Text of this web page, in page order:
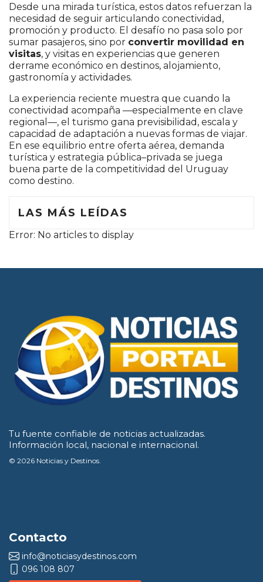
Desde una mirada turística, estos datos refuerzan la
necesidad de seguir articulando conectividad,
promoción y producto. El desafío no pasa solo por
sumar pasajeros, sino por convertir movilidad en
visitas, y visitas en experiencias que generen
derrame económico en destinos, alojamiento,
gastronomía y actividades.
La experiencia reciente muestra que cuando la
conectividad acompaña —especialmente en clave
regional—, el turismo gana previsibilidad, escala y
capacidad de adaptación a nuevas formas de viajar.
En ese equilibrio entre oferta aérea, demanda
turística y estrategia pública–privada se juega
buena parte de la competitividad del Uruguay
como destino.
LAS MÁS LEÍDAS
Error: No articles to display
Tu fuente confiable de noticias actualizadas.
Información local, nacional e internacional.
© 2026 Noticias y Destinos.
Contacto
info@noticiasydestinos.com
096 108 807